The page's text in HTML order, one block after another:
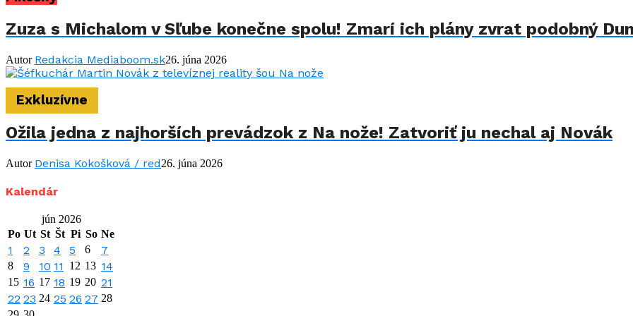
Zuza s Michalom v Sľube konečne spolu! Zmarí ich plány zvrat podobný
Autor Redakcia Mediaboom.sk26. júna 2026
Exkluzívne
Ožila jedna z najhorších prevádzok z Na nože! Zatvoriť ju nechal aj Novák
Autor Denisa Kokošková / red26. júna 2026
Kalendár
jún 2026
Po Ut St Št Pi So Ne
1 2 3 4 5 6 7
8 9 10 11 12 13 14
15 16 17 18 19 20 21
22 23 24 25 26 27 28